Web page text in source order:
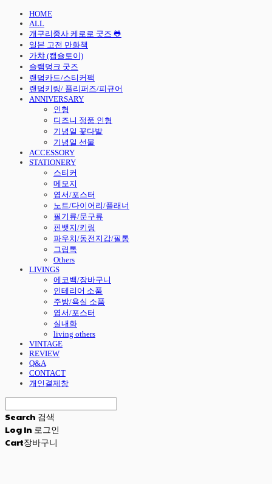
HOME
ALL
개구리중사 케로로 굿즈 🐸
일본 고전 만화책
가챠 (캡슐토이)
슬램덩크 굿즈
랜덤카드/스티커팩
랜덤키링/ 플리퍼즈/피규어
ANNIVERSARY
인형
디즈니 정품 인형
기념일 꽃다발
기념일 선물
ACCESSORY
STATIONERY
스티커
메모지
엽서/포스터
노트/다이어리/플래너
필기류/문구류
핀뱃지/키링
파우치/동전지갑/필통
그립톡
Others
LIVINGS
에코백/장바구니
인테리어 소품
주방/욕실 소품
엽서/포스터
실내화
living others
VINTAGE
REVIEW
Q&A
CONTACT
개인결제창
Search 검색
Log In 로그인
Cart장바구니